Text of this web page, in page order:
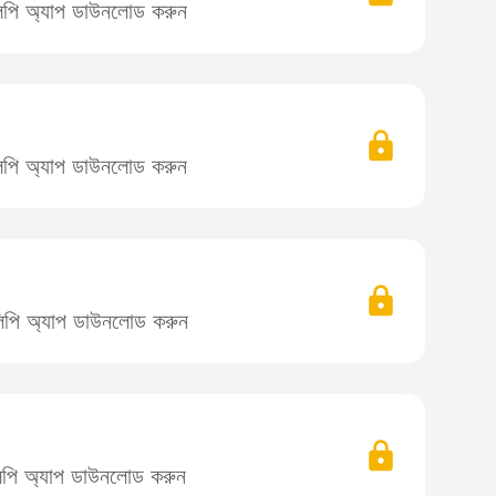
অ্যাপ ডাউনলোড করুন
অ্যাপ ডাউনলোড করুন
অ্যাপ ডাউনলোড করুন
অ্যাপ ডাউনলোড করুন